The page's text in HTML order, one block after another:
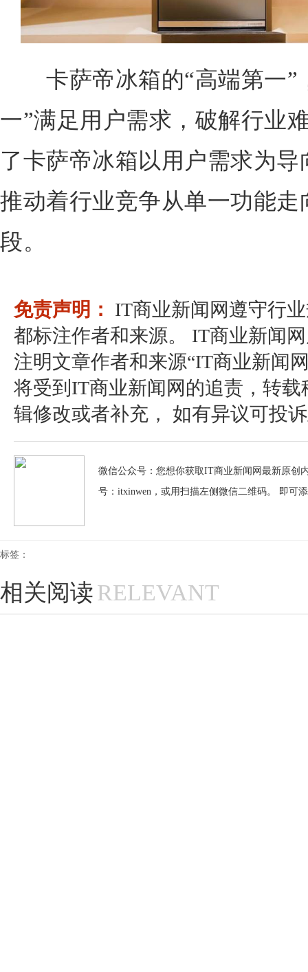
卡萨帝冰箱的“高端第一”
一”满足用户需求，破解行业
了卡萨帝冰箱以用户需求为
推动着行业竞争从单一功能
段。
免责声明：
IT商业新闻网遵守行
都标注作者和来源。 IT商业新闻
注明文章作者和来源“IT商业新闻
将受到IT商业新闻网的追责，转
辑修改或者补充， 如有异议可投
微信公众号：您想你获取IT商业新闻网最新原创
号：itxinwen，或用扫描左侧微信二维码。 即可
标签：
相关阅读RELEVANT